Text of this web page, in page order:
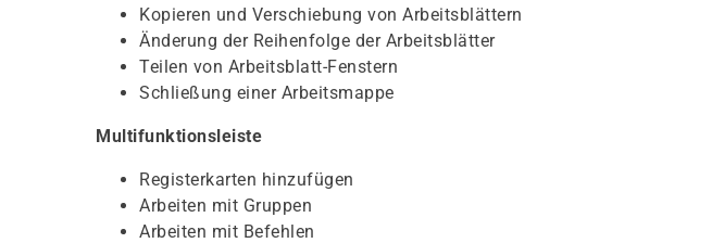
Kopieren und Verschiebung von Arbeitsblättern
Änderung der Reihenfolge der Arbeitsblätter
Teilen von Arbeitsblatt-Fenstern
Schließung einer Arbeitsmappe
Multifunktionsleiste
Registerkarten hinzufügen
Arbeiten mit Gruppen
Arbeiten mit Befehlen